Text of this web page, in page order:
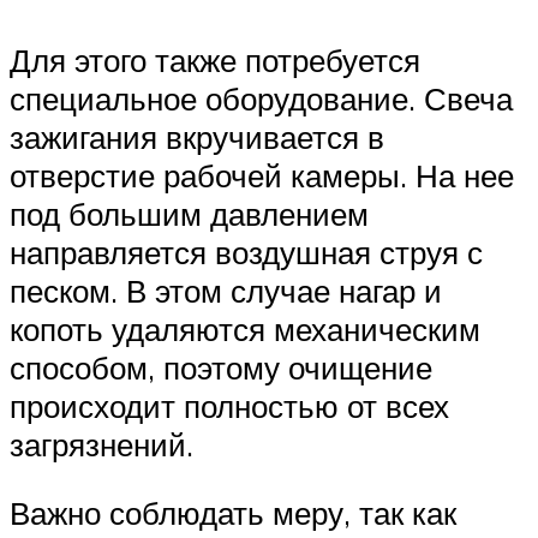
Для этого также потребуется
специальное оборудование. Свеча
зажигания вкручивается в
отверстие рабочей камеры. На нее
под большим давлением
направляется воздушная струя с
песком. В этом случае нагар и
копоть удаляются механическим
способом, поэтому очищение
происходит полностью от всех
загрязнений.
Важно соблюдать меру, так как